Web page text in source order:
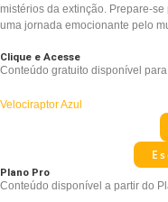
mistérios da extinção. Prepare-
uma jornada emocionante pelo
Clique e Acesse
Conteúdo gratuito disponível
Velociraptor Azul
Plano Pro
Conteúdo disponível a partir do